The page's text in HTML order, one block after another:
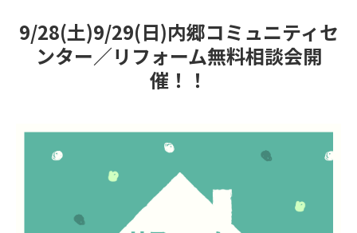
9/28(土)9/29(日)内郷コミュニティセ
ンター／リフォーム無料相談会開
催！！